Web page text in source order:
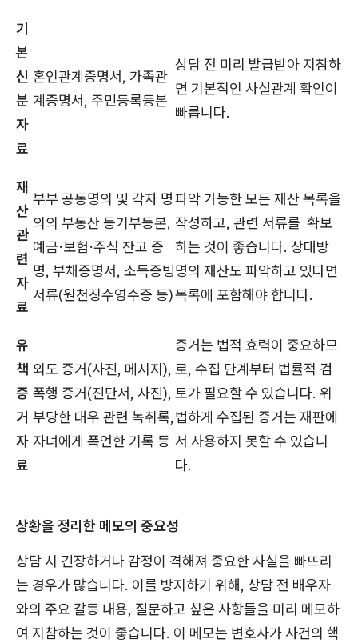
기
본
신
분
자
료
혼인관계증명서, 가족관
계증명서, 주민등록등본
상담 전 미리 발급받아 지참하
면 기본적인 사실관계 확인이
빠릅니다.
재
산
관
련
자
료
부부 공동명의 및 각자 명
의의 부동산 등기부등본,
예금·보험·주식 잔고 증
명, 부채증명서, 소득증빙
서류(원천징수영수증 등)
파악 가능한 모든 재산 목록을
작성하고, 관련 서류를 확보
하는 것이 좋습니다. 상대방
명의 재산도 파악하고 있다면
목록에 포함해야 합니다.
유
책
증
거
자
료
외도 증거(사진, 메시지),
폭행 증거(진단서, 사진),
부당한 대우 관련 녹취록,
자녀에게 폭언한 기록 등
증거는 법적 효력이 중요하므
로, 수집 단계부터 법률적 검
토가 필요할 수 있습니다. 위
법하게 수집된 증거는 재판에
서 사용하지 못할 수 있습니
다.
상황을 정리한 메모의 중요성
상담 시 긴장하거나 감정이 격해져 중요한 사실을 빠뜨리
는 경우가 많습니다. 이를 방지하기 위해, 상담 전 배우자
와의 주요 갈등 내용, 질문하고 싶은 사항들을 미리 메모하
여 지참하는 것이 좋습니다. 이 메모는 변호사가 사건의 핵